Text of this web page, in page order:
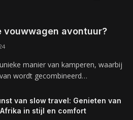
vouwwagen avontuur?
manier van kamperen, waarbij
wordt gecombineerd…
van slow travel: Genieten van
in stijl en comfort